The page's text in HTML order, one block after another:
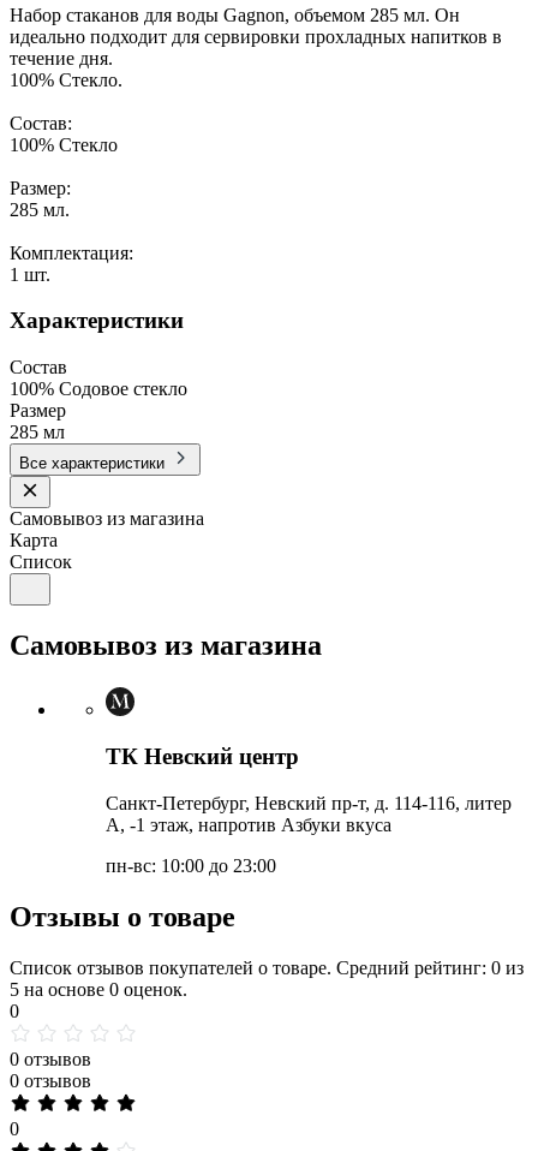
Набор стаканов для воды Gagnon, объемом 285 мл. Он
идеально подходит для сервировки прохладных напитков в
течение дня.
100% Стекло.
Состав:
100% Стекло
Размер:
285 мл.
Комплектация:
1 шт.
Характеристики
Состав
100% Содовое стекло
Размер
285 мл
Все характеристики
Самовывоз из магазина
Карта
Список
Самовывоз из магазина
ТК Невский центр
Санкт-Петербург, Невский пр-т, д. 114-116, литер
А, -1 этаж, напротив Азбуки вкуса
пн-вс: 10:00 до 23:00
Отзывы о товаре
Список отзывов покупателей о товаре. Средний рейтинг: 0 из
5 на основе 0 оценок.
0
0 отзывов
0 отзывов
0